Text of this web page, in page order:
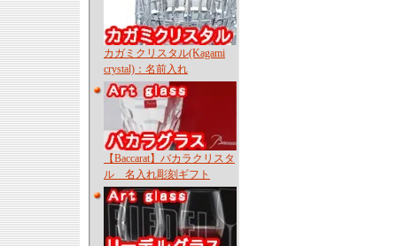
カガミクリスタル(Kagami
crystal)：名前入れ
【Baccarat】バカラクリスタ
ル 名入れ彫刻ギフト